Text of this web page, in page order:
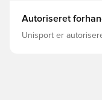
Autoriseret
Unisport er